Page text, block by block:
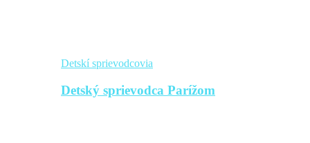
Detskí sprievodcovia
Detský sprievodca Parížom